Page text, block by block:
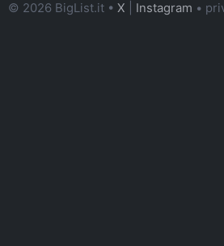
© 2026 BigList.it • X Instagram •